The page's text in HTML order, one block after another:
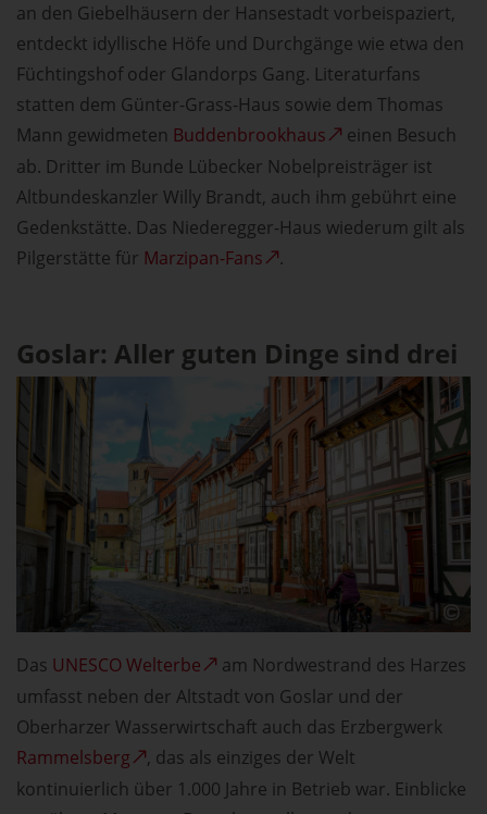
an den Giebelhäusern der Hansestadt vorbeispaziert,
entdeckt idyllische Höfe und Durchgänge wie etwa den
Füchtingshof oder Glandorps Gang. Literaturfans
statten dem Günter-Grass-Haus sowie dem Thomas
Mann gewidmeten Buddenbrookhaus
einen Besuch
ab. Dritter im Bunde Lübecker Nobelpreisträger ist
Altbundeskanzler Willy Brandt, auch ihm gebührt eine
Gedenkstätte. Das Niederegger-Haus wiederum gilt als
Pilgerstätte für Marzipan-Fans .
Goslar: Aller guten Dinge sind drei
Das UNESCO Welterbe
am Nordwestrand des Harzes
umfasst neben der Altstadt von Goslar und der
Oberharzer Wasserwirtschaft auch das Erzbergwerk
Rammelsberg
, das als einziges der Welt
kontinuierlich über 1.000 Jahre in Betrieb war. Einblicke